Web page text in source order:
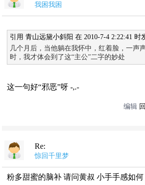
我困我困
引用 青山远黛小斜阳 在 2010-7-4 2:22:41 时
几个月后，当他躺在我怀中，红着脸，一声
时，我才体会到了这“主公”二字的妙处
这一句好“邪恶”呀 -,.-
编辑
Re:
惊回千里梦
粉多甜蜜的脑补 请问黄叔 小手手感如何